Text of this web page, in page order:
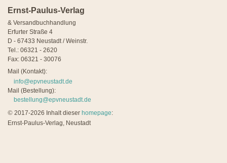
Ernst-Paulus-Verlag
& Versandbuchhandlung
Erfurter Straße 4
D - 67433 Neustadt / Weinstr.
Tel.: 06321 - 2620
Fax: 06321 - 30076
Mail (Kontakt):
info@epvneustadt.de
Mail (Bestellung):
bestellung@epvneustadt.de
© 2017-2026 Inhalt dieser homepage:
Ernst-Paulus-Verlag, Neustadt